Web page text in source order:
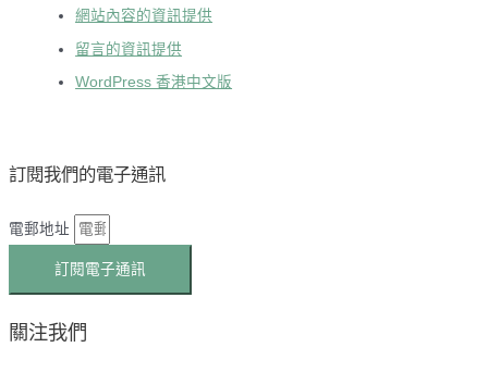
網站內容的資訊提供
留言的資訊提供
WordPress 香港中文版
訂閱我們的電子通訊
電郵地址
訂閱電子通訊
關注我們